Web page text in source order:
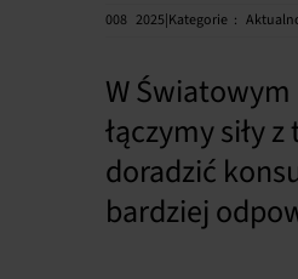
008 2025|Kategorie :
W
łączymy siły
doradzić
bardziej